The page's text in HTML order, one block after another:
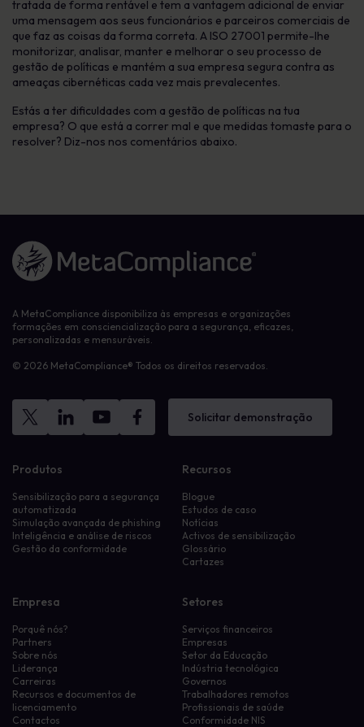
tratada de forma rentável e tem a vantagem adicional de enviar
uma mensagem aos seus funcionários e parceiros comerciais de
que faz as coisas da forma correta. A ISO 27001 permite-lhe
monitorizar, analisar, manter e melhorar o seu processo de
gestão de políticas e mantém a sua empresa segura contra as
ameaças cibernéticas cada vez mais prevalecentes.
Estás a ter dificuldades com a gestão de políticas na tua
empresa? O que está a correr mal e que medidas tomaste para o
resolver? Diz-nos nos comentários abaixo.
Ligação à página inicial
A MetaCompliance disponibiliza às empresas e organizações
formações em consciencialização para a segurança, eficazes,
personalizadas e mensuráveis.
© 2026 MetaCompliance® Todos os direitos reservados.
Solicitar demonstração
Produtos
Sensibilização para a segurança
automatizada
Simulação avançada de phishing
Inteligência e análise de riscos
Gestão da conformidade
Recursos
Blogue
Estudos de caso
Notícias
Activos de sensibilização
Glossário
Cartazes
Empresa
Porquê nós?
Partners
Sobre nós
Liderança
Carreiras
Recursos e documentos de
licenciamento
Contactos
Setores
Serviços financeiros
Empresas
Setor da Educação
Indústria tecnológica
Governos
Trabalhadores remotos
Profissionais de saúde
Conformidade NIS